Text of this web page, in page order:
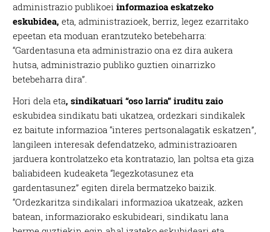
administrazio publikoeiinformazioa eskatzeko
eskubidea, eta, administrazioek, berriz, legez ezarritako
epeetan eta moduan erantzuteko betebeharra:
“Gardentasuna eta administrazio ona ez dira aukera
hutsa, administrazio publiko guztien oinarrizko
betebeharra dira”.
Hori dela eta, sindikatuari “oso larria” iruditu zaio
eskubidea sindikatu bati ukatzea, ordezkari sindikalek
ez baitute informazioa “interes pertsonalagatik eskatzen”,
langileen interesak defendatzeko, administrazioaren
jarduera kontrolatzeko eta kontratazio, lan poltsa eta giza
baliabideen kudeaketa “legezkotasunez eta
gardentasunez” egiten direla bermatzeko baizik.
“Ordezkaritza sindikalari informazioa ukatzeak, azken
batean, informaziorako eskubideari, sindikatu lana